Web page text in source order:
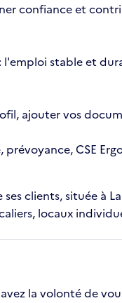
confiance et
l'emploi stable et
ajouter vos
CSE
clients, située à
locaux
la volonté de